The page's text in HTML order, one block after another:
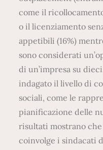
come il
o il licenziamento
appetibili (16%)
sono considerati
di un’impresa su
indagato il livello di
sociali, come le
pianificazione delle
risultati mostrano
coinvolge i sindacati